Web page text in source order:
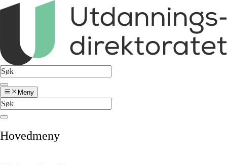
Meny
Hovedmeny